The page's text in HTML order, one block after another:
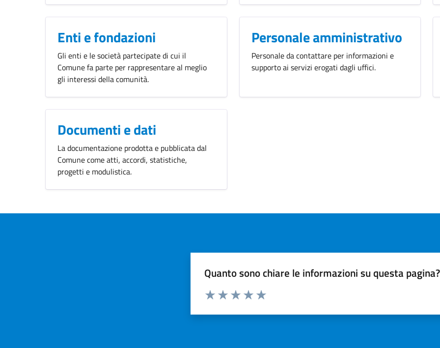
Enti e fondazioni
Gli enti e le società partecipate di cui il
Comune fa parte per rappresentare al meglio
gli interessi della comunità.
Personale amministrativo
Personale da contattare per informazioni e
supporto ai servizi erogati dagli uffici.
Documenti e dati
La documentazione prodotta e pubblicata dal
Comune come atti, accordi, statistiche,
progetti e modulistica.
Quanto sono chiare le informazioni su questa pagina?
Valuta da 1 a 5 stelle la pagina